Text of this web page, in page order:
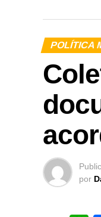
POLÍTICA
por